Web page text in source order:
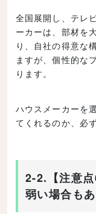
全国展開し、テレ
ーカーは、部材を
り、自社の得意な
ますが、個性的な
ります。
ハウスメーカーを
てくれるのか、必
2-2.【注意
弱い場合も